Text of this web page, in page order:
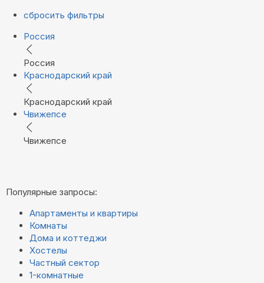
сбросить фильтры
Россия
Россия
Краснодарский край
Краснодарский край
Чвижепсе
Чвижепсе
Популярные запросы:
Апартаменты и квартиры
Комнаты
Дома и коттеджи
Хостелы
Частный сектор
1-комнатные